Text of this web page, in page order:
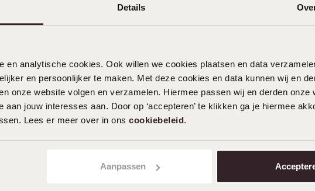
Details
en analytische cookies. Ook willen we cookies plaatsen en data
en persoonlijker te maken. Met deze cookies en data kunnen wij en
onze website volgen en verzamelen. Hiermee passen wij en derden onze
aan jouw interesses aan. Door op ‘accepteren’ te klikken ga je hiermee
Lees er meer over in ons cookiebeleid.
Aanpassen
30-07-2025 - Jo-Ann
Een lichte en simpele ring! De design is
subtiel en daardoor mooi te combineren
met andere ringen. Ik draag hem graag